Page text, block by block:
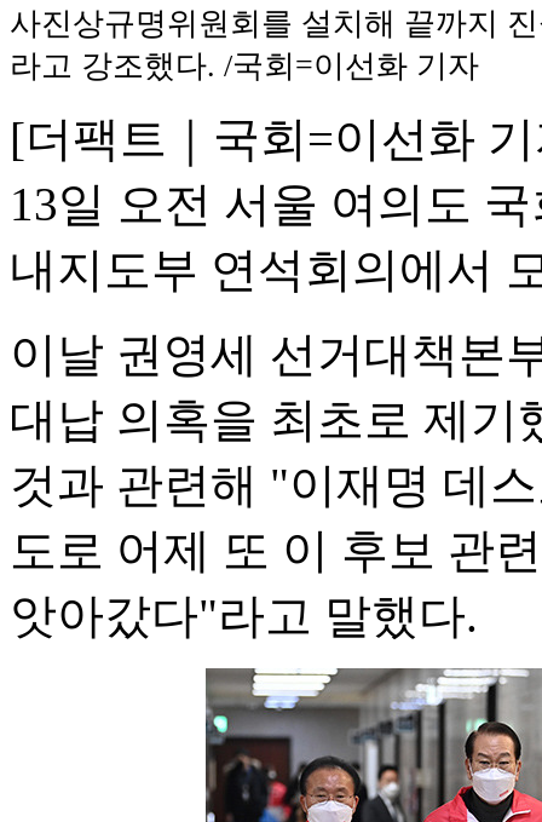
사진상규명위원회를 설치해 끝까지
라고 강조했다. /국회=이선화 기자
[더팩트｜국회=이선화
13일 오전 서울 여의도
내지도부 연석회의에서
이날 권영세 선거대책본
대납 의혹을 최초로 제기
것과 관련해 "이재명 데
도로 어제 또 이 후보 관
앗아갔다"라고 말했다.